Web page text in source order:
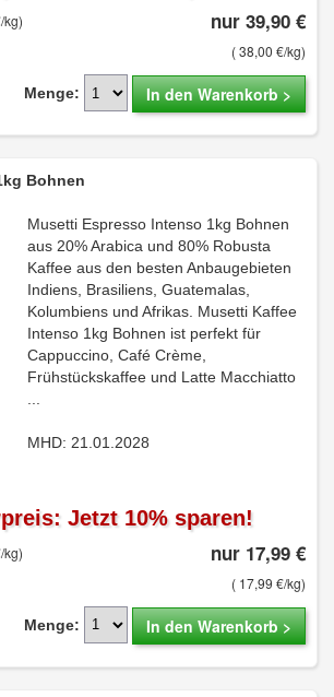
kg) nur 39,90 €
( 38,00 €/kg)
Menge: In den Warenkorb >
Bohnen
Musetti Espresso Intenso 1kg Bohnen
aus 20% Arabica und 80% Robusta
Kaffee aus den besten Anbaugebieten
Indiens, Brasiliens, Guatemalas,
Kolumbiens und Afrikas. Musetti Kaffee
Intenso 1kg Bohnen ist perfekt für
Cappuccino, Café Crème,
Frühstückskaffee und Latte Macchiatto
MHD: 21.01.2028
Jetzt 10% sparen!
kg) nur 17,99 €
( 17,99 €/kg)
Menge: In den Warenkorb >